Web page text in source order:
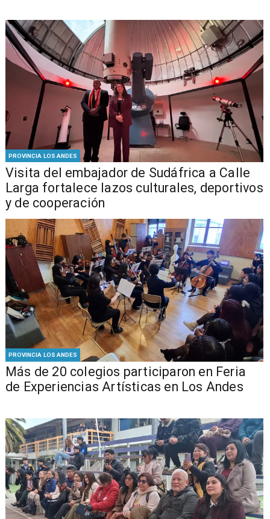
PROVINCIA LOS ANDES
​Visita del embajador de Sudáfrica a Calle
Larga fortalece lazos culturales, deportivos
y de cooperación
PROVINCIA LOS ANDES
Más de 20 colegios participaron en Feria
de Experiencias Artísticas en Los Andes